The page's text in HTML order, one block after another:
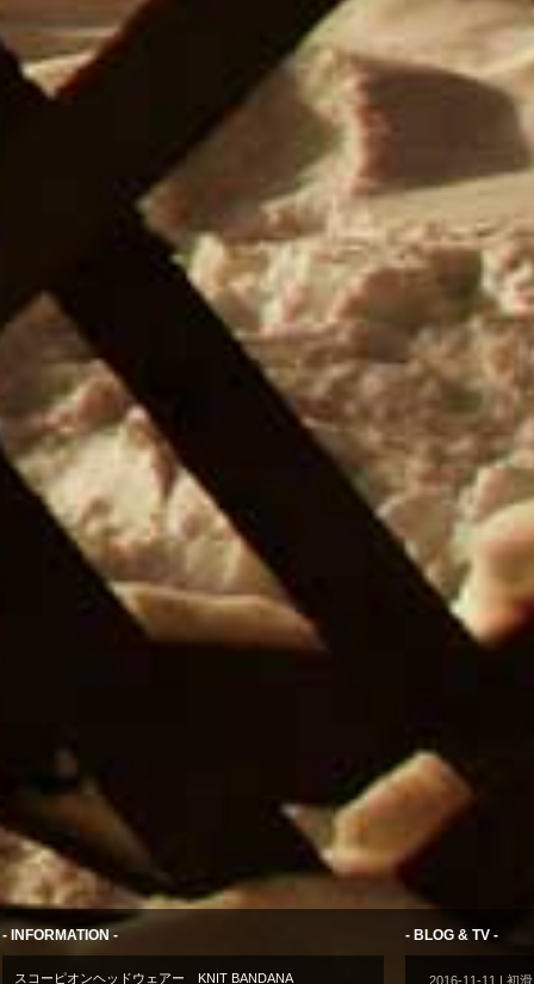
- INFORMATION -
スコーピオンヘッドウェアー KNIT BANDANA
- BLOG & TV -
2016-11-11 | 初